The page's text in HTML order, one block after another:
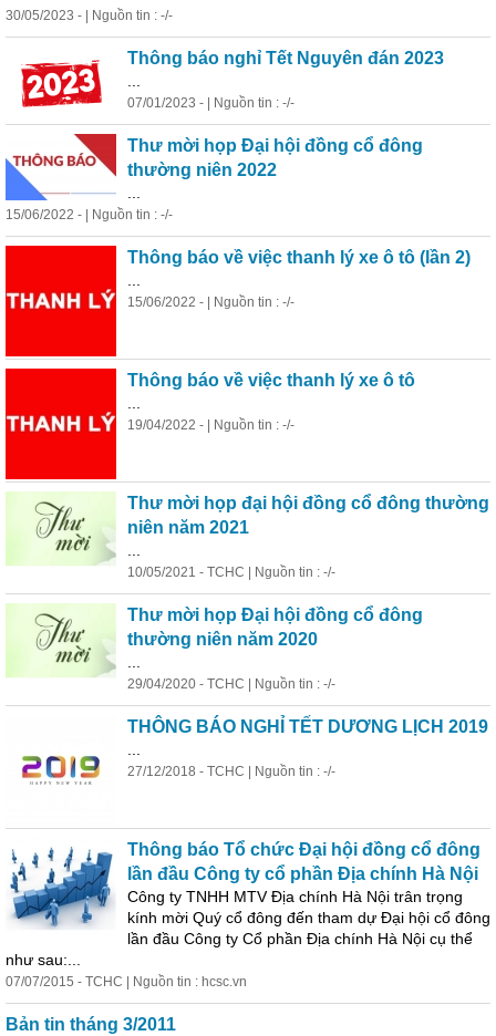
30/05/2023 - | Nguồn tin : -/-
Thông báo nghỉ Tết Nguyên đán 2023
07/01/2023 - | Nguồn tin : -/-
Thư mời họp Đại hội đồng cổ đông
thường niên 2022
15/06/2022 - | Nguồn tin : -/-
Thông báo về việc thanh lý xe ô tô (lần 2)
15/06/2022 - | Nguồn tin : -/-
Thông báo về việc thanh lý xe ô tô
19/04/2022 - | Nguồn tin : -/-
Thư mời họp đại hội đồng cổ đông thường
niên năm 2021
10/05/2021 - TCHC | Nguồn tin : -/-
Thư mời họp Đại hội đồng cổ đông
thường niên năm 2020
29/04/2020 - TCHC | Nguồn tin : -/-
THÔNG BÁO NGHỈ TẾT DƯƠNG LỊCH 2019
27/12/2018 - TCHC | Nguồn tin : -/-
Thông báo Tổ chức Đại hội đồng cổ đông
lần đầu Công ty cổ phần Địa chính Hà Nội
Công ty TNHH MTV Địa chính Hà Nội trân trọng
kính mời Quý cổ đông đến tham dự Đại hội cổ đông
lần đầu Công ty Cổ phần Địa chính Hà Nội cụ thể
như sau:...
07/07/2015 - TCHC | Nguồn tin : hcsc.vn
Bản tin tháng 3/2011